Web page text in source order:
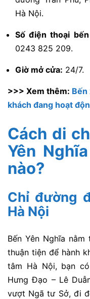
Hà Nội.
Số điện thoại
0243 825 209.
Giờ mở cửa: 24/7.
>>> Xem thêm: Bến
khách đang hoạt
Cách di
Yên
nào?
Chỉ đường
Hà Nội
Bến Yên Nghĩa
thuận tiện để hành
tâm Hà Nội, bạn
Hưng Đạo – Lê
vượt Ngã tư Sở, đi